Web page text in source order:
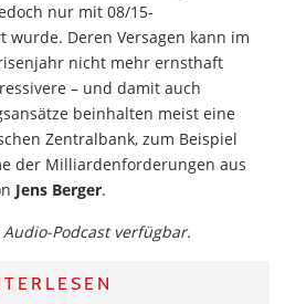
nur mit 08/15-
wurde. Deren Versagen kann im
nicht mehr ernsthaft
– und damit auch
beinhalten meist eine
Zentralbank, zum Beispiel
der Milliardenforderungen aus
Jens Berger.
Podcast verfügbar.